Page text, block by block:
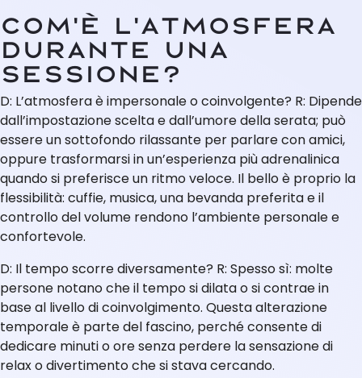
Com’è l’atmosfera
durante una
sessione?
D: L’atmosfera è impersonale o coinvolgente? R: Dipende
dall’impostazione scelta e dall’umore della serata; può
essere un sottofondo rilassante per parlare con amici,
oppure trasformarsi in un’esperienza più adrenalinica
quando si preferisce un ritmo veloce. Il bello è proprio la
flessibilità: cuffie, musica, una bevanda preferita e il
controllo del volume rendono l’ambiente personale e
confortevole.
D: Il tempo scorre diversamente? R: Spesso sì: molte
persone notano che il tempo si dilata o si contrae in
base al livello di coinvolgimento. Questa alterazione
temporale è parte del fascino, perché consente di
dedicare minuti o ore senza perdere la sensazione di
relax o divertimento che si stava cercando.